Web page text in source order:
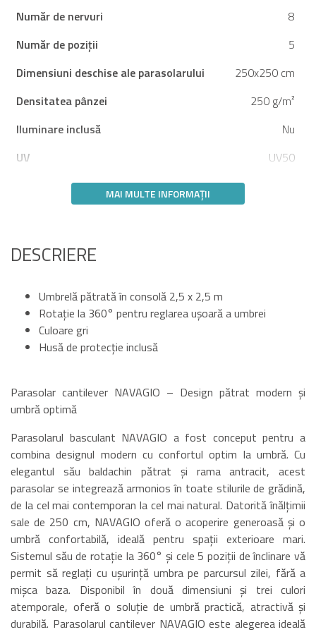
Număr de nervuri
8
Număr de poziții
5
Dimensiuni deschise ale parasolarului
250x250 cm
Densitatea pânzei
250 g/m²
Iluminare inclusă
Nu
UV
UV50
MAI MULTE INFORMAȚII
DESCRIERE
Umbrelă pătrată în consolă 2,5 x 2,5 m
Rotație la 360° pentru reglarea ușoară a umbrei
Culoare gri
Husă de protecție inclusă
Parasolar cantilever NAVAGIO – Design pătrat modern și
umbră optimă
Parasolarul basculant NAVAGIO a fost conceput pentru a
combina designul modern cu confortul optim la umbră. Cu
elegantul său baldachin pătrat și rama antracit, acest
parasolar se integrează armonios în toate stilurile de grădină,
de la cel mai contemporan la cel mai natural. Datorită înălțimii
sale de 250 cm, NAVAGIO oferă o acoperire generoasă și o
umbră confortabilă, ideală pentru spații exterioare mari.
Sistemul său de rotație la 360° și cele 5 poziții de înclinare vă
permit să reglați cu ușurință umbra pe parcursul zilei, fără a
mișca baza. Disponibil în două dimensiuni și trei culori
atemporale, oferă o soluție de umbră practică, atractivă și
durabilă. Parasolarul cantilever NAVAGIO este alegerea ideală